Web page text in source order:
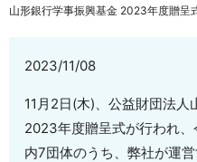
山形銀行学事振興基金 2023年度贈呈
2023/11/08
11月2日(木)、公益財団法
2023年度贈呈式が行われ
内7団体のうち、弊社が運